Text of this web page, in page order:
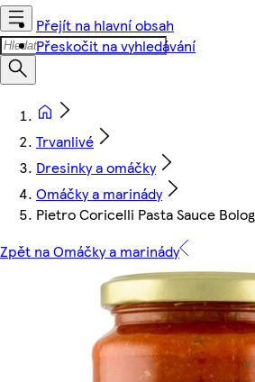
Přejít na hlavní obsah
Přeskočit na vyhledávání
Trvanlivé
Dresinky a omáčky
Omáčky a marinády
Pietro Coricelli Pasta Sauce
Zpět na Omáčky a marinády